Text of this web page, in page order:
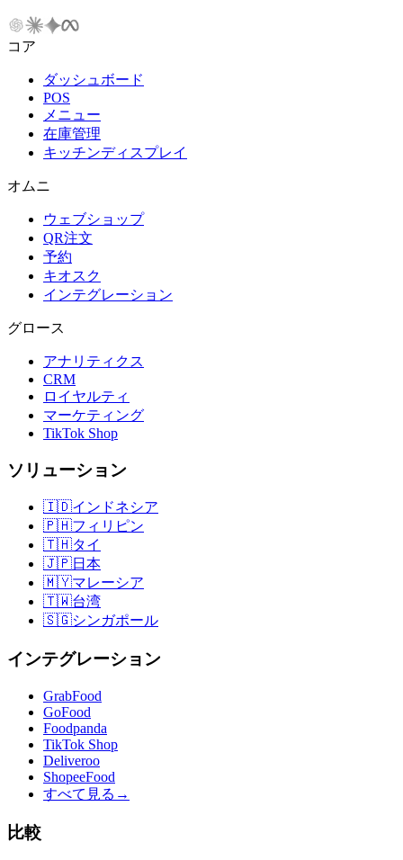
コア
ダッシュボード
POS
メニュー
在庫管理
キッチンディスプレイ
オムニ
ウェブショップ
QR注文
予約
キオスク
インテグレーション
グロース
アナリティクス
CRM
ロイヤルティ
マーケティング
TikTok Shop
ソリューション
🇮🇩インドネシア
🇵🇭フィリピン
🇹🇭タイ
🇯🇵日本
🇲🇾マレーシア
🇹🇼台湾
🇸🇬シンガポール
インテグレーション
GrabFood
GoFood
Foodpanda
TikTok Shop
Deliveroo
ShopeeFood
すべて見る →
比較